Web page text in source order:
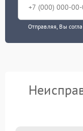
Отправляя, Вы